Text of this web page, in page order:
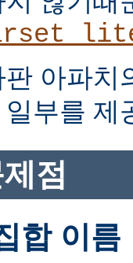
판 아파치
부를 제
점
합 이름